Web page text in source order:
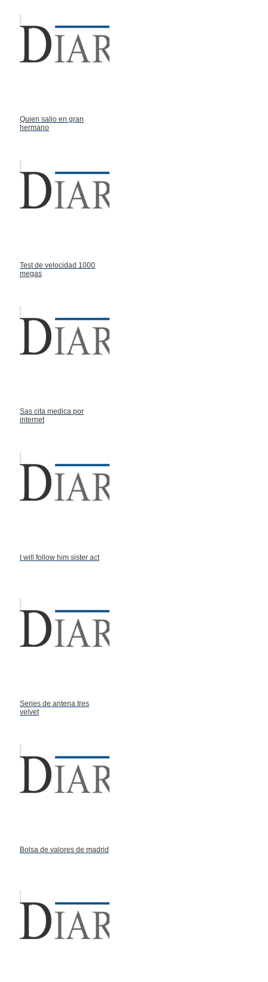
Quien salio en gran
hermano
Test de velocidad 1000
megas
Sas cita medica por
internet
I will follow him sister act
Series de antena tres
velvet
Bolsa de valores de madrid